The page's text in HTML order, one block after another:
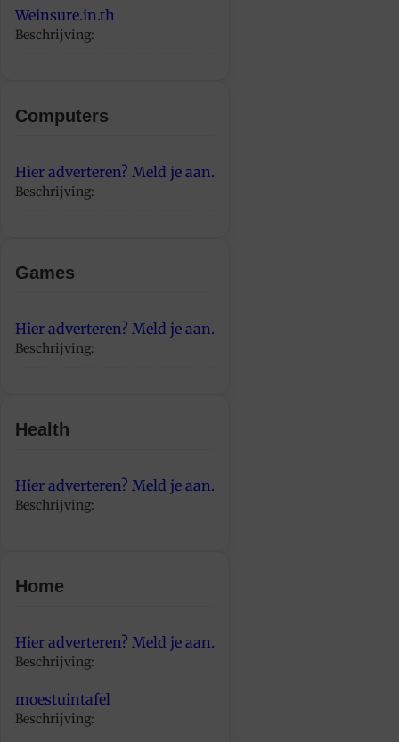
Weinsure.in.th
Beschrijving:
Computers
Hier adverteren? Meld je aan.
Beschrijving:
Games
Hier adverteren? Meld je aan.
Beschrijving:
Health
Hier adverteren? Meld je aan.
Beschrijving:
Home
Hier adverteren? Meld je aan.
Beschrijving:
moestuintafel
Beschrijving: